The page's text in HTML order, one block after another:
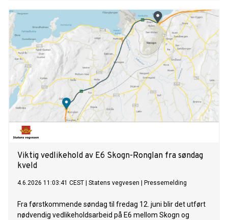
Viktig vedlikehold av E6 Skogn-Ronglan fra søndag
kveld
4.6.2026 11:03:41 CEST Statens vegvesen Pressemelding
Fra førstkommende søndag til fredag 12. juni blir det utført
nødvendig vedlikeholdsarbeid på E6 mellom Skogn og